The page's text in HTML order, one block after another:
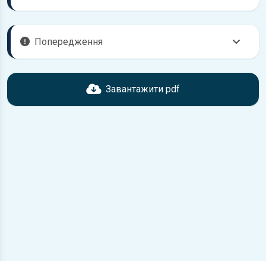
Попередження
Перед завантаженням ознайомтесь з характеристиками
Daewoo Nexia, що надані в книзі. Можливі розбіжності,
Завантажити pdf